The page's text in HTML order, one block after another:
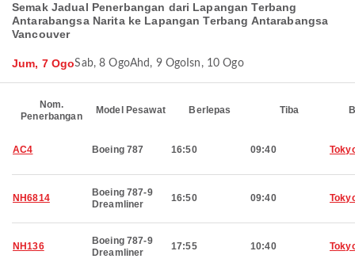
Semak Jadual Penerbangan dari Lapangan Terbang
Antarabangsa Narita ke Lapangan Terbang Antarabangsa
Vancouver
Jum, 7 OgoSab, 8 OgoAhd, 9 Ogo Isn, 10 Ogo
Nom.
Penerbangan
Model Pesawat Berlepas Tiba
AC4 Boeing 787 16:50 09:40
NH6814
Boeing 787-9
Dreamliner
16:50 09:40
NH136
Boeing 787-9
Dreamliner
17:55 10:40